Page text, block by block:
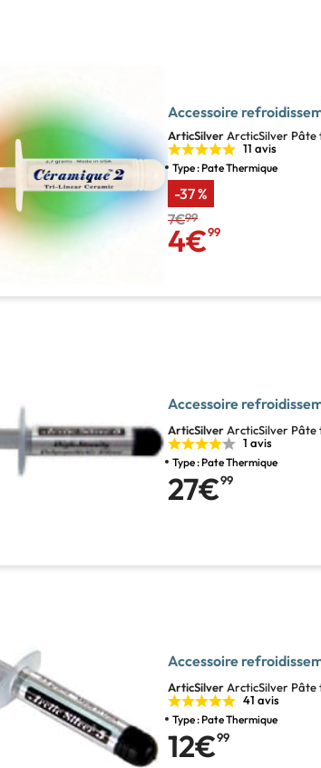
Accessoire
ArticSilver ArcticSilver Pâte
11 avis
Type : Pate Thermique
-37 %
7€99
4€99
Accessoire
ArticSilver ArcticSilver Pâte
1 avis
Type : Pate Thermique
27€99
Accessoire
ArticSilver ArcticSilver Pâte
41 avis
Type : Pate Thermique
12€99